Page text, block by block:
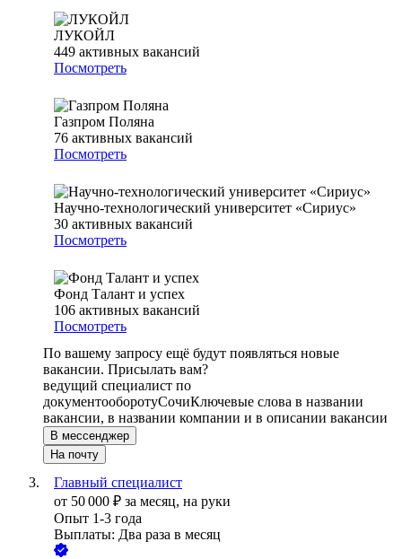
ЛУКОЙЛ
449 активных вакансий
Посмотреть
Газпром Поляна
76 активных вакансий
Посмотреть
Научно-технологический университет «Сириус»
30 активных вакансий
Посмотреть
Фонд Талант и успех
106 активных вакансий
Посмотреть
По вашему запросу ещё будут появляться новые
вакансии. Присылать вам?
ведущий специалист по
документооборотуСочиКлючевые слова в названии
вакансии, в названии компании и в описании вакансии
В мессенджер
На почту
Главный специалист
от 50 000 ₽ за месяц, на руки
Опыт 1-3 года
Выплаты: Два раза в месяц